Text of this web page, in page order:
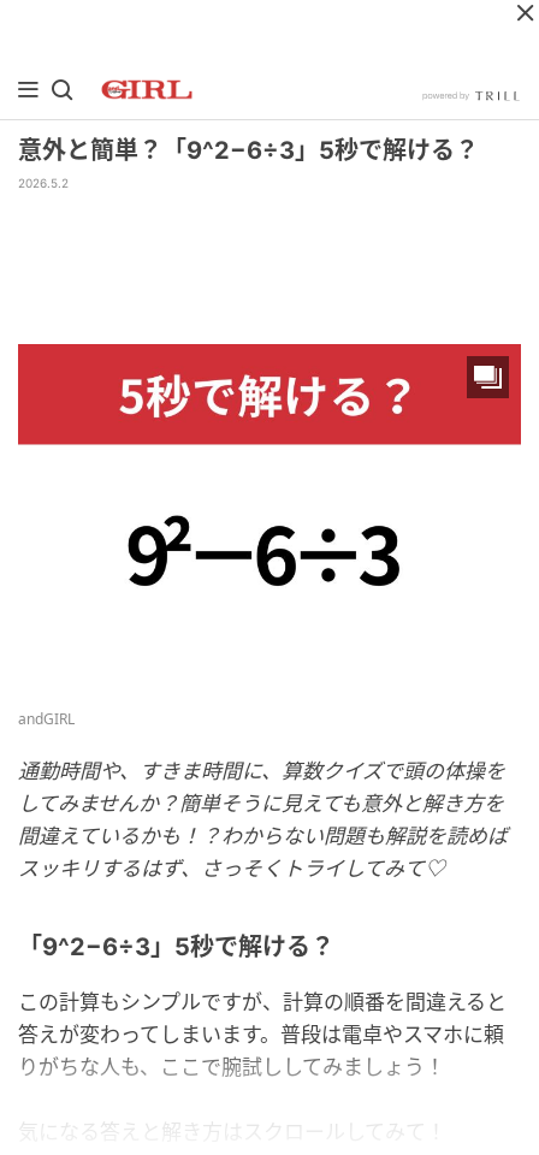
意外と簡単？「9^2−6÷3」5秒で解ける？
2026.5.2
andGIRL
通勤時間や、すきま時間に、算数クイズで頭の体操を
してみませんか？簡単そうに見えても意外と解き方を
間違えているかも！？わからない問題も解説を読めば
スッキリするはず、さっそくトライしてみて♡
「9^2−6÷3」5秒で解ける？
この計算もシンプルですが、計算の順番を間違えると
答えが変わってしまいます。普段は電卓やスマホに頼
りがちな人も、ここで腕試ししてみましょう！
気になる答えと解き方はスクロールしてみて！